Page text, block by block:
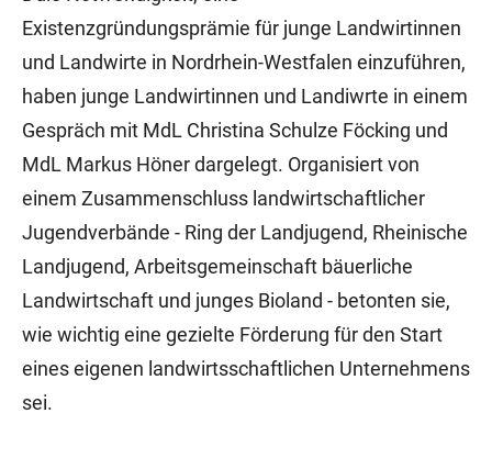
Existenzgründungsprämie für junge Landwirtinnen
und Landwirte in Nordrhein-Westfalen einzuführen,
haben junge Landwirtinnen und Landiwrte in einem
Gespräch mit MdL Christina Schulze Föcking und
MdL Markus Höner dargelegt. Organisiert von
einem Zusammenschluss landwirtschaftlicher
Jugendverbände - Ring der Landjugend, Rheinische
Landjugend, Arbeitsgemeinschaft bäuerliche
Landwirtschaft und junges Bioland - betonten sie,
wie wichtig eine gezielte Förderung für den Start
eines eigenen landwirtsschaftlichen Unternehmens
sei.